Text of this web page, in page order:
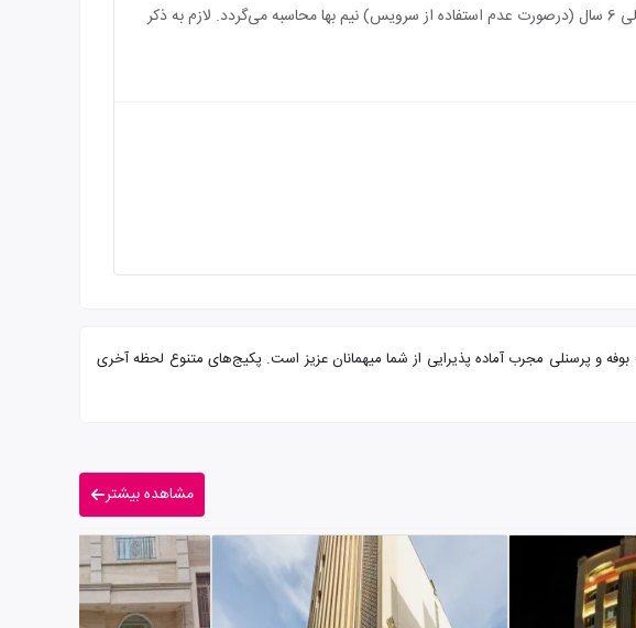
اقامت کودک زیر 3 سال (درصورت عدم استفاده از سرویس) رایگان می‌باشد و بازه سنی برای اقامت کودک بین 3 الی 6 سال (درصورت عدم استفاده از سرویس) نیم بها محاسبه می‌گردد. لازم به ذکر
بهترین قیمت. هتل آپارتمان صادقیه توس 1 ستاره همراه با سرو صبحانه بوفه و پرسنلی مجرب آماده پذیرایی از شما میهمانان عزیز است. پکیج‌های متنوع لحظه آخری
مشاهده بیشتر